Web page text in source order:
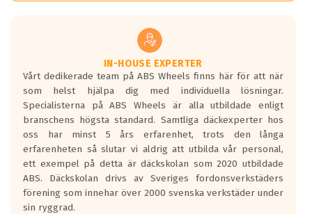
vilken körstil du använder.
Våtgrepp egenskaper:
Betygsskalan är satt A till F. Där A påvisar
den kortaste bromssträckan och F är den
längsta.
Inga D eller G betyg delas ut för
personbilar och lätta lastbilar.
Betyget sätts efter ett test där däcken
skall bromsa in på en väg där det ligger
0.5-1.5 mm vatten.
I 80km/h kommer skillnaden på
IN-HOUSE EXPERTER
Vårt dedikerade team på ABS Wheels finns här för att när
som helst hjälpa dig med individuella lösningar.
Specialisterna på ABS Wheels är alla utbildade enligt
branschens högsta standard. Samtliga däckexperter hos
oss har minst 5 års erfarenhet, trots den långa
erfarenheten så slutar vi aldrig att utbilda vår personal,
ett exempel på detta är däckskolan som 2020 utbildade
ABS. Däckskolan drivs av Sveriges fordonsverkstäders
förening som innehar över 2000 svenska verkstäder under
sin ryggrad.